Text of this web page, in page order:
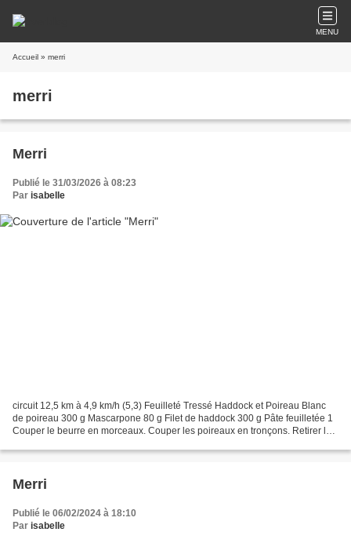
MENU
Accueil » merri
merri
Merri
Publié le 31/03/2026 à 08:23
Par isabelle
circuit 12,5 km à 4,9 km/h (5,3) Feuilleté Tressé Haddock et Poireau Blanc
de poireau 300 g Mascarpone 80 g Filet de haddock 300 g Pâte feuilletée 1
Couper le beurre en morceaux. Couper les poireaux en tronçons. Retirer la
Merri
Publié le 06/02/2024 à 18:10
Par isabelle